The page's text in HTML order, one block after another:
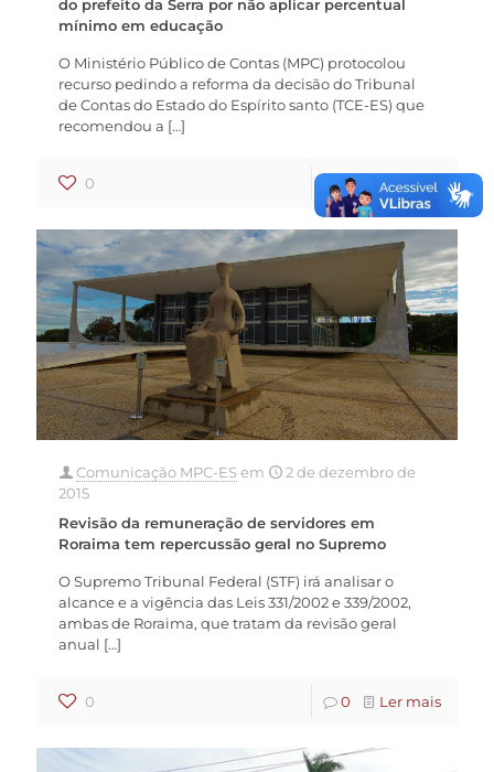
do prefeito da Serra por não aplicar percentual
mínimo em educação
O Ministério Público de Contas (MPC) protocolou
recurso pedindo a reforma da decisão do Tribunal
de Contas do Estado do Espírito santo (TCE-ES) que
recomendou a […]
0 0 Ler mais
Comunicação MPC-ESem
2 de dezembro de
2015
Revisão da remuneração de servidores em
Roraima tem repercussão geral no Supremo
O Supremo Tribunal Federal (STF) irá analisar o
alcance e a vigência das Leis 331/2002 e 339/2002,
ambas de Roraima, que tratam da revisão geral
anual […]
0 0 Ler mais